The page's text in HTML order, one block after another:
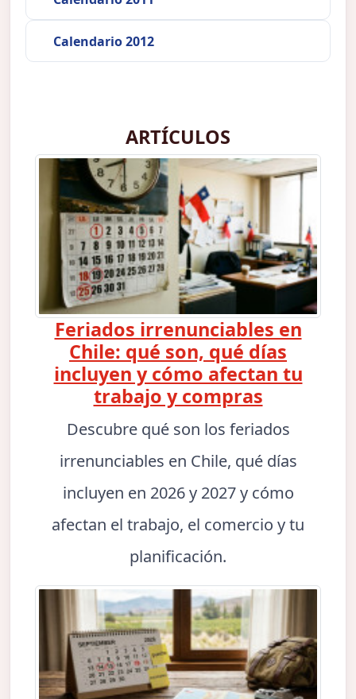
Calendario 2012
ARTÍCULOS
Feriados irrenunciables en
Chile: qué son, qué días
incluyen y cómo afectan tu
trabajo y compras
Descubre qué son los feriados
irrenunciables en Chile, qué días
incluyen en 2026 y 2027 y cómo
afectan el trabajo, el comercio y tu
planificación.